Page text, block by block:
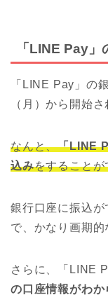
「LINE Pay
「LINE Pay」の
（月）から開始さ
なんと、「LINE
込みをすることが
銀行口座に振込
で、かなり画期的
さらに、「LINE
の口座情報がわか